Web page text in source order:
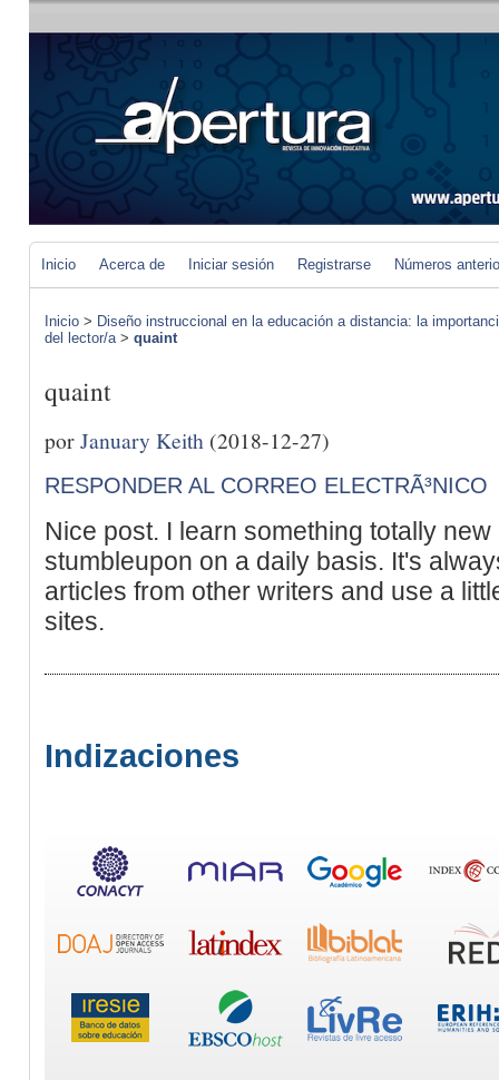
Inicio Acerca de Iniciar sesión Registrarse Números
Inicio > Diseño instruccional en la educación a distancia: la
del lector/a> quaint
quaint
porJanuary Keith (2018-12-27)
RESPONDER AL CORREO ELECTRÃ³NICO
Nice post. I learn something totally
stumbleupon on a daily basis. It's
articles from other writers and use a
sites.
Indizaciones